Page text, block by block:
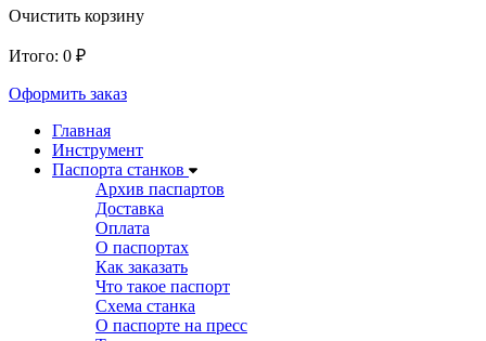
Очистить корзину
Итого: 0 ₽
Оформить заказ
Главная
Инструмент
Паспорта станков
Архив паспартов
Доставка
Оплата
О паспортах
Как заказать
Что такое паспорт
Схема станка
О паспорте на пресс